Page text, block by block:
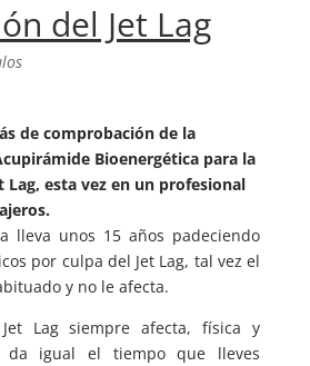
del Jet Lag
de comprobación de la
Bioenergética para la
Lag, esta vez en un profesional
lleva unos 15 años padeciendo
por culpa del Jet Lag, tal vez el
y no le afecta.
Lag siempre afecta, física y
da igual el tiempo que lleves